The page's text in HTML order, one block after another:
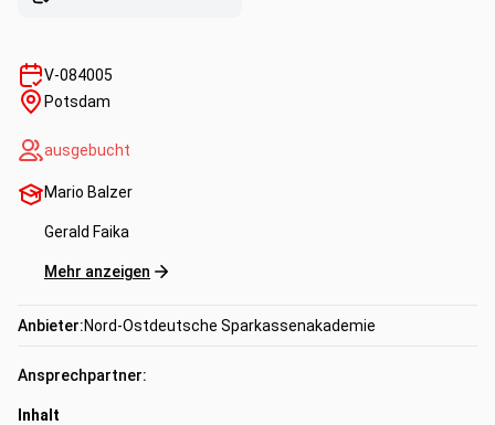
V-084005
Potsdam
ausgebucht
Mario Balzer
Gerald Faika
Mehr anzeigen
Anbieter:Nord-Ostdeutsche Sparkassenakademie
Ansprechpartner:
Inhalt